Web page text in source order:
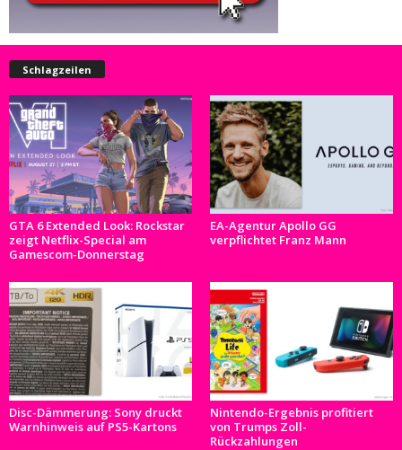
Schlagzeilen
GTA 6 Extended Look: Rockstar
zeigt Netflix-Special am
Gamescom-Donnerstag
EA-Agentur Apollo GG
verpflichtet Franz Mann
Disc-Dämmerung: Sony druckt
Warnhinweis auf PS5-Kartons
Nintendo-Ergebnis profitiert
von Trumps Zoll-
Rückzahlungen